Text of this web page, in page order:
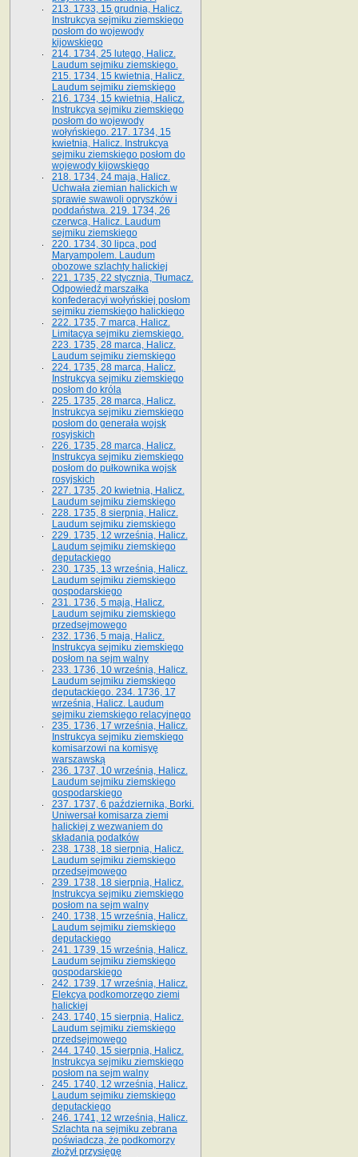
213. 1733, 15 grudnia, Halicz.
Instrukcya sejmiku ziemskiego
posłom do wojewody
kijowskiego
214. 1734, 25 lutego, Halicz.
Laudum sejmiku ziemskiego.
215. 1734, 15 kwietnia, Halicz.
Laudum sejmiku ziemskiego
216. 1734, 15 kwietnia, Halicz.
Instrukcya sejmiku ziemskiego
posłom do wojewody
wołyńskiego. 217. 1734, 15
kwietnia, Halicz. Instrukcya
sejmiku ziemskiego posłom do
wojewody kijowskiego
218. 1734, 24 maja, Halicz.
Uchwała ziemian halickich w
sprawie swawoli opryszków i
poddaństwa. 219. 1734, 26
czerwca, Halicz. Laudum
sejmiku ziemskiego
220. 1734, 30 lipca, pod
Maryampolem. Laudum
obozowe szlachty halickiej
221. 1735, 22 stycznia, Tłumacz.
Odpowiedź marszałka
konfederacyi wołyńskiej posłom
sejmiku ziemskiego halickiego
222. 1735, 7 marca, Halicz.
Limitacya sejmiku ziemskiego.
223. 1735, 28 marca, Halicz.
Laudum sejmiku ziemskiego
224. 1735, 28 marca, Halicz.
Instrukcya sejmiku ziemskiego
posłom do króla
225. 1735, 28 marca, Halicz.
Instrukcya sejmiku ziemskiego
posłom do generała wojsk
rosyjskich
226. 1735, 28 marca, Halicz.
Instrukcya sejmiku ziemskiego
posłom do pułkownika wojsk
rosyjskich
227. 1735, 20 kwietnia, Halicz.
Laudum sejmiku ziemskiego
228. 1735, 8 sierpnia, Halicz.
Laudum sejmiku ziemskiego
229. 1735, 12 września, Halicz.
Laudum sejmiku ziemskiego
deputackiego
230. 1735, 13 września, Halicz.
Laudum sejmiku ziemskiego
gospodarskiego
231. 1736, 5 maja, Halicz.
Laudum sejmiku ziemskiego
przedsejmowego
232. 1736, 5 maja, Halicz.
Instrukcya sejmiku ziemskiego
posłom na sejm walny
233. 1736, 10 września, Halicz.
Laudum sejmiku ziemskiego
deputackiego. 234. 1736, 17
września, Halicz. Laudum
sejmiku ziemskiego relacyjnego
235. 1736, 17 września, Halicz.
Instrukcya sejmiku ziemskiego
komisarzowi na komisyę
warszawską
236. 1737, 10 września, Halicz.
Laudum sejmiku ziemskiego
gospodarskiego
237. 1737, 6 października, Borki.
Uniwersał komisarza ziemi
halickiej z wezwaniem do
składania podatków
238. 1738, 18 sierpnia, Halicz.
Laudum sejmiku ziemskiego
przedsejmowego
239. 1738, 18 sierpnia, Halicz.
Instrukcya sejmiku ziemskiego
posłom na sejm walny
240. 1738, 15 września, Halicz.
Laudum sejmiku ziemskiego
deputackiego
241. 1739, 15 września, Halicz.
Laudum sejmiku ziemskiego
gospodarskiego
242. 1739, 17 września, Halicz.
Elekcya podkomorzego ziemi
halickiej
243. 1740, 15 sierpnia, Halicz.
Laudum sejmiku ziemskiego
przedsejmowego
244. 1740, 15 sierpnia, Halicz.
Instrukcya sejmiku ziemskiego
posłom na sejm walny
245. 1740, 12 września, Halicz.
Laudum sejmiku ziemskiego
deputackiego
246. 1741, 12 września, Halicz.
Szlachta na sejmiku zebrana
poświadcza, że podkomorzy
złożył przysięgę